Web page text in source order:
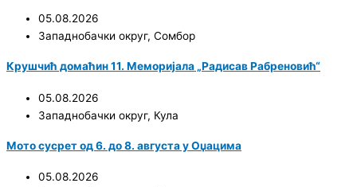
05.08.2026
Западнобачки округ, Сомбор
Крушчић домаћин 11. Меморијала „Радисав Рабреновић“
05.08.2026
Западнобачки округ, Кула
Мото сусрет од 6. до 8. августа у Оџацима
05.08.2026